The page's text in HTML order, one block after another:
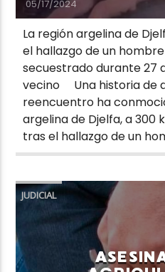
05/17/2024
La región argelina de
el hallazgo de un
secuestrado durante 27
vecino Una historia de
reencuentro ha
argelina de Djelfa, a 300
tras el hallazgo de un
JUDICIAL